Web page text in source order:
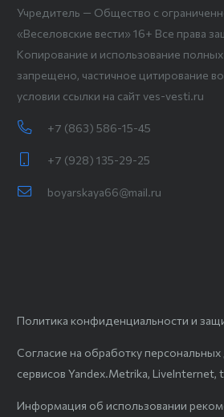
Учредитель — Общество с
«Веселовские вести» 16+ Все права
Копирование и использование
запрещено, частичное цитирование
условии ссылки на сайт ves-vesti.ru
+7 (863) 586-15-45
+7 (928) 135-29-25
boyarskaya66@mail.ru
Политика конфиденциальности и
Согласие на обработку
сервисов Yandex.Metrika, LiveInternet,
Информация об использовании